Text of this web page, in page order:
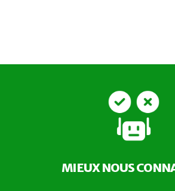
MIEUX NOUS